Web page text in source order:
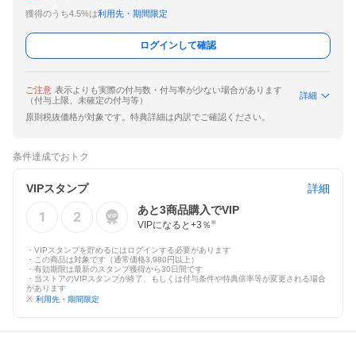
獲得のうち4.5%は利用先・期間限定
ログインして確認
ご注意 表示よりも実際の付与数・付与率が少ない場合があります
（付与上限、未確定の付与等）
詳細
原則税抜価格が対象です。特典詳細は内訳でご確認ください。
条件達成でおトク
VIPスタンプ
詳細
あと3商品購入でVIP
VIPになると+3 ％ ※
・VIPスタンプを貯めるにはログインする必要があります
・この商品は対象です（通常価格3,980円以上）
・有効期限は最新のスタンプ獲得から30日間です
・当ストアのVIPスタンプが終了、もしくは付与条件や特典倍率等が変更される場合
があります
※ 利用先・期間限定